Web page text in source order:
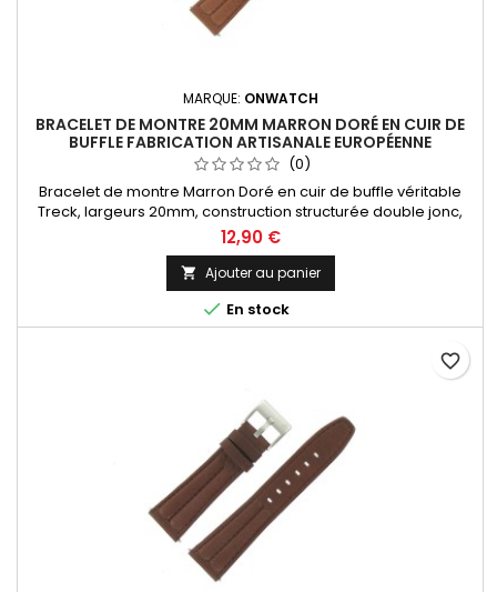
MARQUE: ONWATCH
BRACELET DE MONTRE 20MM MARRON DORÉ EN CUIR DE
BUFFLE FABRICATION ARTISANALE EUROPÉENNE
(0)
Bracelet de montre Marron Doré en cuir de buffle véritable
Treck, largeurs 20mm, construction structurée double jonc,
dynamique et sportif. Fabrication artisanale Made in Spain.
12,90 €
 Ajouter au panier
 En stock
favorite_border